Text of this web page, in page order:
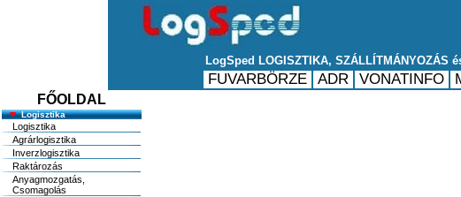
FŐOLDAL
Logisztika
Logisztika
Agrárlogisztika
Inverzlogisztika
Raktározás
Anyagmozgatás,
Csomagolás